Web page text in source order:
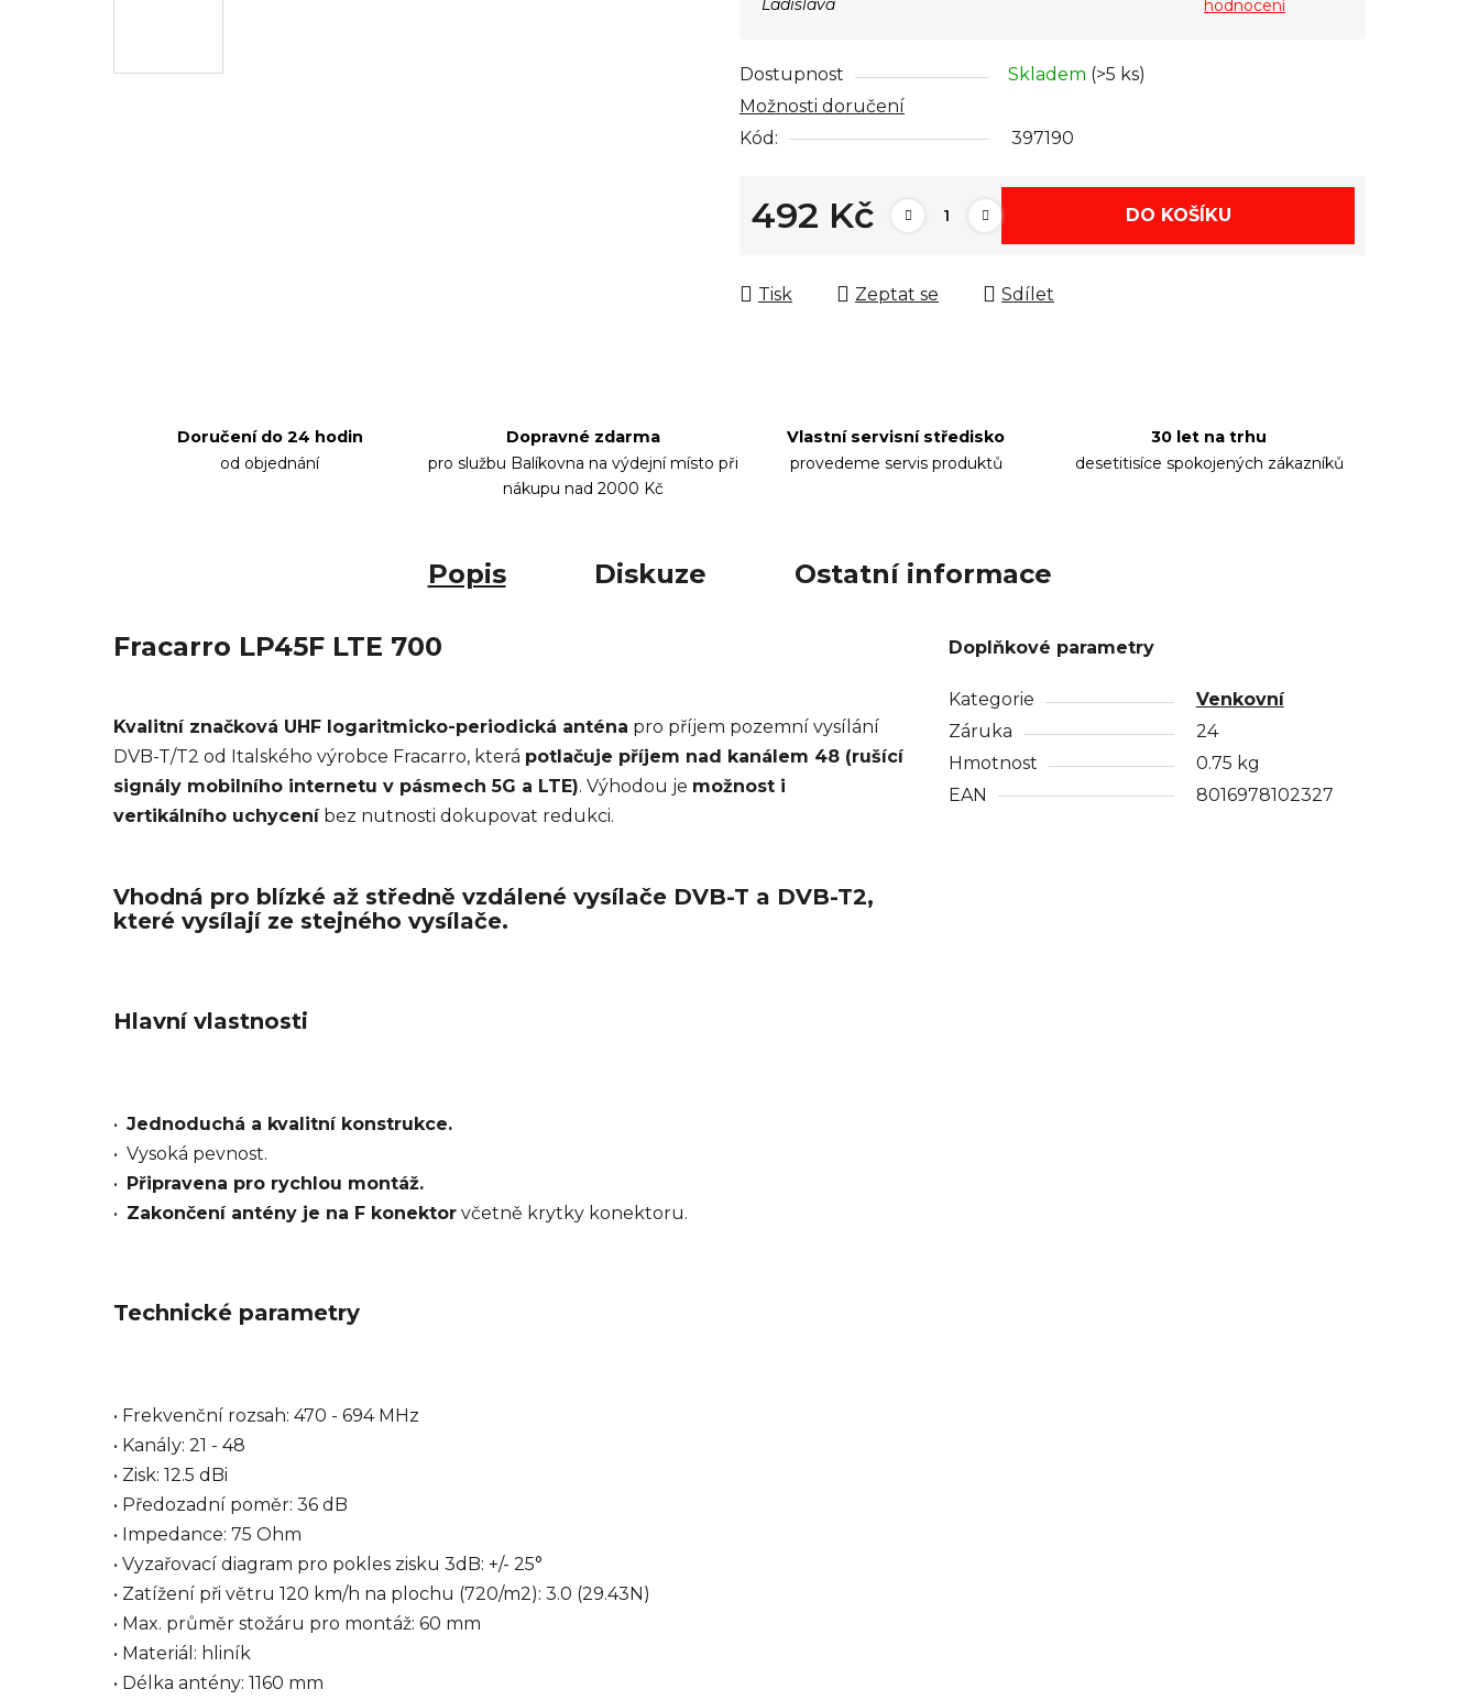
Ladislava
hodnocení
Dostupnost Skladem (>5 ks)
Možnosti doručení
Kód:
397190
492 Kč DO KOŠÍKU
Tisk Zeptat se Sdílet
Doručení do 24 hodin
od objednání
Dopravné zdarma
pro službu Balíkovna na výdejní místo při
nákupu nad 2000 Kč
Vlastní servisní středisko
provedeme servis produktů
30 let na trhu
desetitisíce spokojených zákazníků
Popis Diskuze Ostatní informace
Fracarro LP45F LTE 700
Kvalitní značková UHF logaritmicko-periodická anténa pro příjem pozemní vysílání
DVB-T/T2 od Italského výrobce Fracarro, která potlačuje příjem nad kanálem 48 (rušící
signály mobilního internetu v pásmech 5G a LTE). Výhodou je možnost i
vertikálního uchyceníbez nutnosti dokupovat redukci.
Vhodná pro blízké až středně vzdálené vysílače DVB-T a DVB-T2,
které vysílají ze stejného vysílače.
Hlavní vlastnosti
• Jednoduchá a kvalitní konstrukce.
• Vysoká pevnost.
• Připravena pro rychlou montáž.
• Zakončení antény je na F konektor včetně krytky konektoru.
Technické parametry
• Frekvenční rozsah: 470 - 694 MHz
• Kanály: 21 - 48
• Zisk: 12.5 dBi
• Předozadní poměr: 36 dB
• Impedance: 75 Ohm
• Vyzařovací diagram pro pokles zisku 3dB: +/- 25°
• Zatížení při větru 120 km/h na plochu (720/m2): 3.0 (29.43N)
• Max. průměr stožáru pro montáž: 60 mm
• Materiál: hliník
• Délka antény: 1160 mm
Doplňkové parametry
Kategorie
Venkovní
Záruka
24
Hmotnost
0.75 kg
EAN
8016978102327